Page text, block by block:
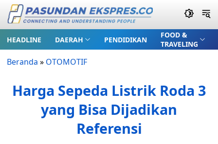
HEADLINE DAERAH PENDIDIKAN
FOOD &
TRAVELING
Beranda » OTOMOTIF
Harga Sepeda Listrik Roda 3
yang Bisa Dijadikan
Referensi